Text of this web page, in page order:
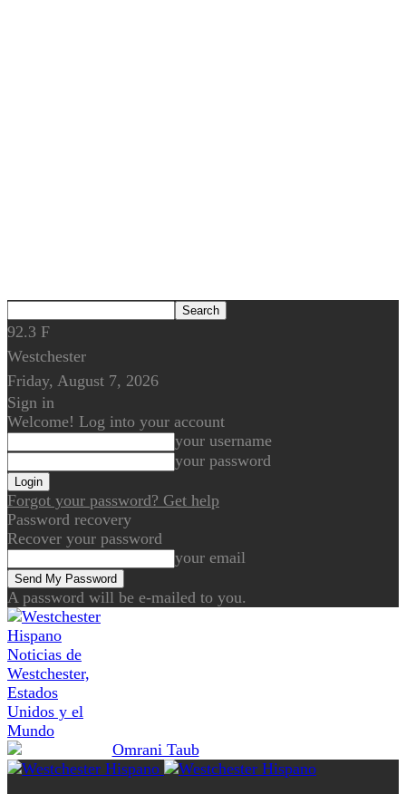
92.3 F
Westchester
Friday, August 7, 2026
Sign in
Welcome! Log into your account
your username
your password
Forgot your password? Get help
Password recovery
Recover your password
your email
A password will be e-mailed to you.
Noticias de
Westchester,
Estados
Unidos y el
Mundo